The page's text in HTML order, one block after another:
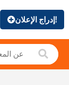
إدراج الإعلان!